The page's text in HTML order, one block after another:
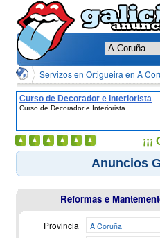
Servizos en Ortigueira en A
Curso de Decorador e Interiorista
Curso de Decorador e Interiorista
Anuncios
Reformas e
Provincia A Coruña